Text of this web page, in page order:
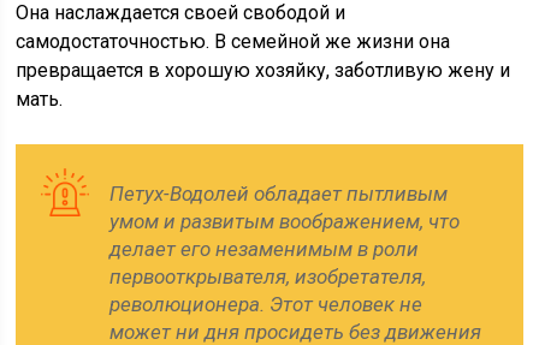
Она наслаждается своей свободой и
самодостаточностью. В семейной же жизни она
превращается в хорошую хозяйку, заботливую жену и
мать.
Петух-Водолей обладает пытливым
умом и развитым воображением, что
делает его незаменимым в роли
первооткрывателя, изобретателя,
революционера. Этот человек не
может ни дня просидеть без движения